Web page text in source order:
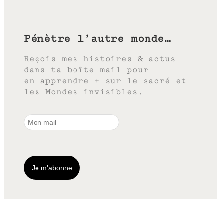
Pénètre l’autre monde…
Reçois mes histoires & actus
dans ta boîte mail pour
en apprendre + sur le sacré et
les Mondes invisibles.